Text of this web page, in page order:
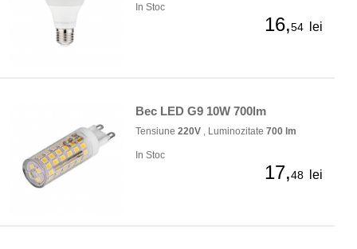
In Stoc
16,54 lei
Bec LED G9 10W 700lm
Tensiune 220V , Luminozitate 700 lm
In Stoc
17,48 lei